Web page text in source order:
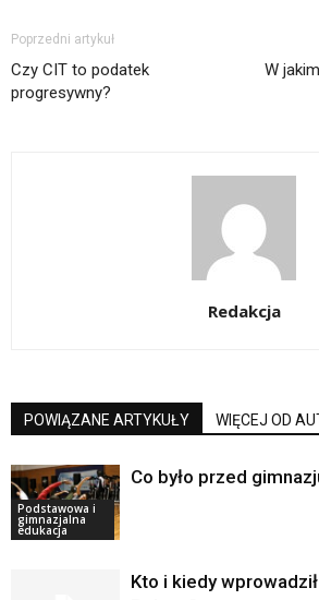
Poprzedni artykuł
Czy CIT to podatek
progresywny?
W
Redakcja
POWIĄZANE ARTYKUŁY WIĘCEJ OD
Podstawowa i
gimnazjalna
edukacja
Co było przed
Kto i kiedy